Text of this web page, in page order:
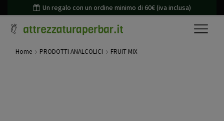
Un regalo con un ordine minimo di 60€ (iva inclusa)
Home PRODOTTI ANALCOLICI FRUIT MIX